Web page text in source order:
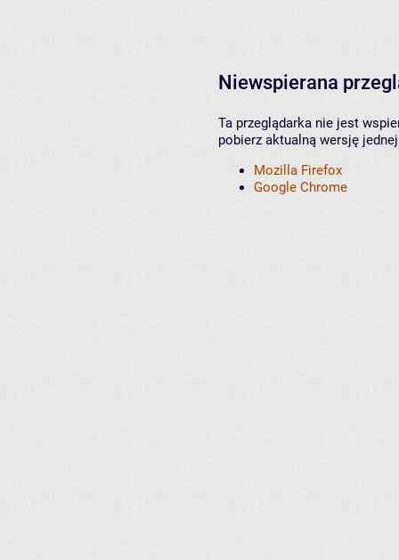
Niewspierana
Ta przeglądarka nie jest
pobierz aktualną wersję
Mozilla Firefox
Google Chrome